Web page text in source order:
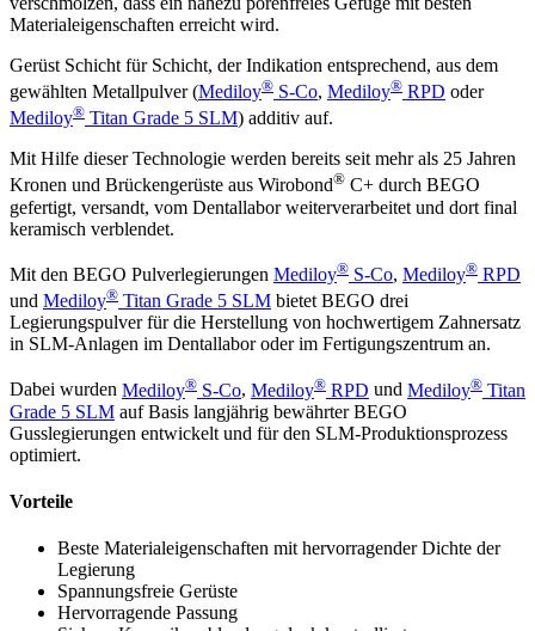
Materialeigenschaften erreicht wird.
Gerüst Schicht für Schicht, der Indikation entsprechend, aus dem
gewählten Metallpulver (Mediloy® S-Co, Mediloy® RPD oder
Mediloy® Titan Grade 5 SLM) additiv auf.
Mit Hilfe dieser Technologie werden bereits seit mehr als 25 Jahren
Kronen und Brückengerüste aus Wirobond® C+ durch BEGO
gefertigt, versandt, vom Dentallabor weiterverarbeitet und dort final
keramisch verblendet.
Mit den BEGO Pulverlegierungen Mediloy® S-Co, Mediloy® RPD
und Mediloy® Titan Grade 5 SLM bietet BEGO drei
Legierungspulver für die Herstellung von hochwertigem Zahnersatz
in SLM-Anlagen im Dentallabor oder im Fertigungszentrum an.
Dabei wurden Mediloy® S-Co, Mediloy® RPD und Mediloy® Titan
Grade 5 SLM auf Basis langjährig bewährter BEGO
Gusslegierungen entwickelt und für den SLM-Produktionsprozess
optimiert.
Vorteile
Beste Materialeigenschaften mit hervorragender Dichte der
Legierung
Spannungsfreie Gerüste
Hervorragende Passung